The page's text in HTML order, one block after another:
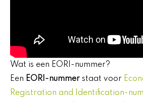
Wat is een EORI-nummer?
Een EORI-nummer staat voor
Registration and Identification-